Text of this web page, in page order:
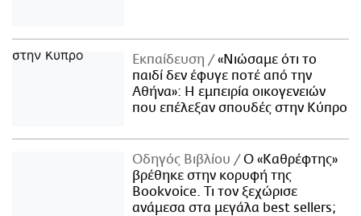
Εκπαίδευση
«Νιώσαμε ότι το
παιδί δεν έφυγε ποτέ από την
Αθήνα»: Η εμπειρία οικογενειών
που επέλεξαν σπουδές στην Κύπρο
Οδηγός Βιβλίου
Ο «Καθρέφτης»
βρέθηκε στην κορυφή της
Bookvoice. Τι τον ξεχώρισε
ανάμεσα στα μεγάλα best sellers;